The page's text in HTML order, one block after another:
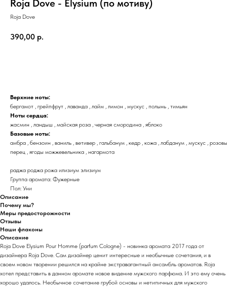
Roja Dove - Elysium (по мотиву)
Roja Dove
390,00 р.
Верхние ноты:
бергамот , грейпфрут , лаванда , лайм , лимон , мускус , полынь , тимьян
Ноты сердца:
жасмин , ландыш , майская роза , черная смородина , яблоко
Базовые ноты:
амбра , бензоин , ваниль , ветивер , гальбанум , кедр , кожа , лабданум , мускус ,
перец , ягоды можжевельника , нагармота
раджа роджа рожа илизиум элизиум
Группа аромата: Фужерные
Пол: Уни
Описание
Почему мы?
Меры предосторожности
Отзывы
Наши флаконы
Описание
Roja Dove Elysium Pour Homme (parfum Cologne) - новинка аромата 2017 года от
дизайнера Roja Dove. Сам дизайнер ценит интересные и необычные сочетания, и в
своем новом творении решился на крайне экстравагантный ансамбль ароматов. Roja
хотел представить в данном аромате новое видение мужского парфюма. И это ему очень
хорошо удалось. Необычное сочетание грубой основы и нетипичных для мужского